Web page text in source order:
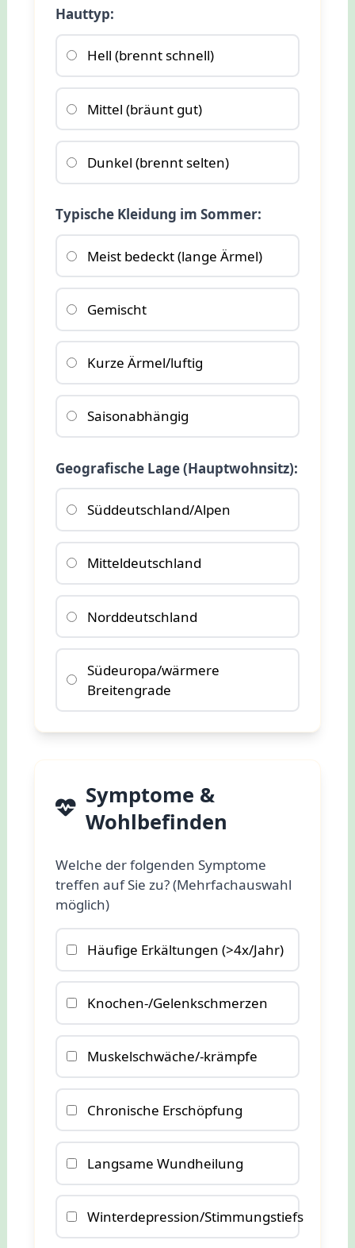
Hauttyp:
Hell (brennt schnell)
Mittel (bräunt gut)
Dunkel (brennt selten)
Typische Kleidung im Sommer:
Meist bedeckt (lange Ärmel)
Gemischt
Kurze Ärmel/luftig
Saisonabhängig
Geografische Lage (Hauptwohnsitz):
Süddeutschland/Alpen
Mitteldeutschland
Norddeutschland
Südeuropa/wärmere
Breitengrade
Symptome &
Wohlbefinden
Welche der folgenden Symptome
treffen auf Sie zu? (Mehrfachauswahl
möglich)
Häufige Erkältungen (>4x/Jahr)
Knochen-/Gelenkschmerzen
Muskelschwäche/-krämpfe
Chronische Erschöpfung
Langsame Wundheilung
Winterdepression/Stimmungstiefs